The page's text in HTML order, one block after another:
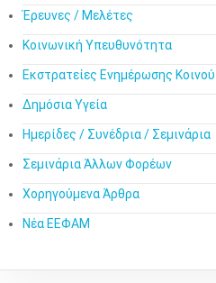
Έρευνες / Μελέτες
Κοινωνική Υπευθυνότητα
Εκστρατείες Ενημέρωσης Κοινού
Δημόσια Υγεία
Ημερίδες / Συνέδρια / Σεμινάρια
Σεμινάρια Άλλων Φορέων
Χορηγούμενα Άρθρα
Νέα ΕΕΦΑΜ